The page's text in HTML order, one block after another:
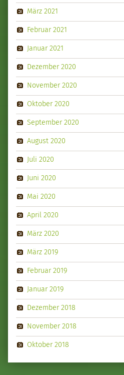
März 2021
Februar 2021
Januar 2021
Dezember 2020
November 2020
Oktober 2020
September 2020
August 2020
Juli 2020
Juni 2020
Mai 2020
April 2020
März 2020
März 2019
Februar 2019
Januar 2019
Dezember 2018
November 2018
Oktober 2018